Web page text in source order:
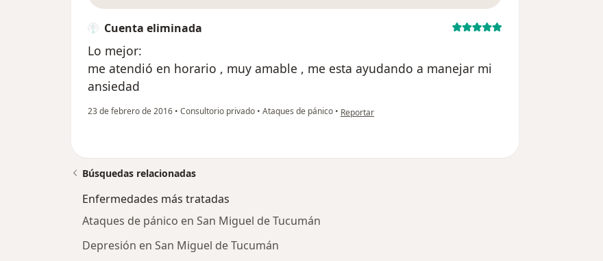
Cuenta eliminada
Lo mejor:
me atendió en horario , muy amable , me esta ayudando a manejar mi
ansiedad
23 de febrero de 2016 • Consultorio privado • Ataques de pánico • en opinión del usuario Cuenta eliminada
Reportar
Búsquedas relacionadas
Enfermedades más tratadas
Ataques de pánico en San Miguel de Tucumán
Depresión en San Miguel de Tucumán